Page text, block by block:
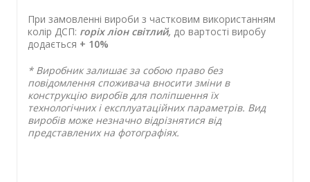
При замовленні вироби з частковим використанням
колір ДСП: горіх ліон світлий, до вартості виробу
додається + 10%
* Виробник залишає за собою право без
повідомлення споживача вносити зміни в
конструкцію виробів для поліпшення їх
технологічних і експлуатаційних параметрів. Вид
виробів може незначно відрізнятися від
представлених на фотографіях.